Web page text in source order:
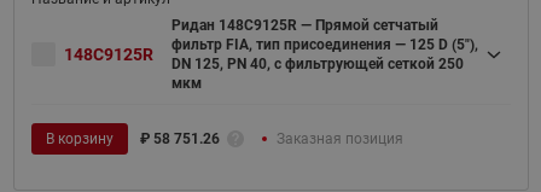
148C9125R
Ридан 148C9125R — Прямой сетчатый
фильтр FIA, тип присоединения — 125 D (5"),
DN 125, PN 40, c фильтрующей сеткой 250
мкм
В корзину ₽ 58 751.26 Заказная позиция